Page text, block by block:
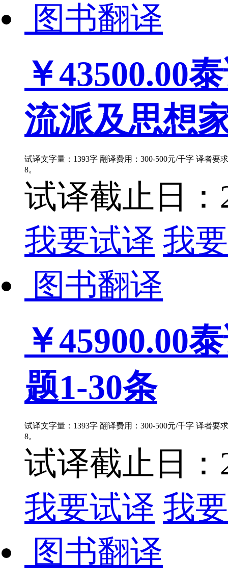
图书翻译
￥43500.00
流派及思想
试译文字量：1393字 翻译费用：300-500元/千字 译者要
8。
试译截止日：
我要试译 我
图书翻译
￥45900.00
题1-30条
试译文字量：1393字 翻译费用：300-500元/千字 译者要
8。
试译截止日：
我要试译 我
图书翻译